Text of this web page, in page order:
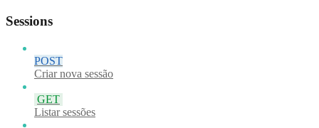
Sessions
POST
Criar nova sessão
GET
Listar sessões